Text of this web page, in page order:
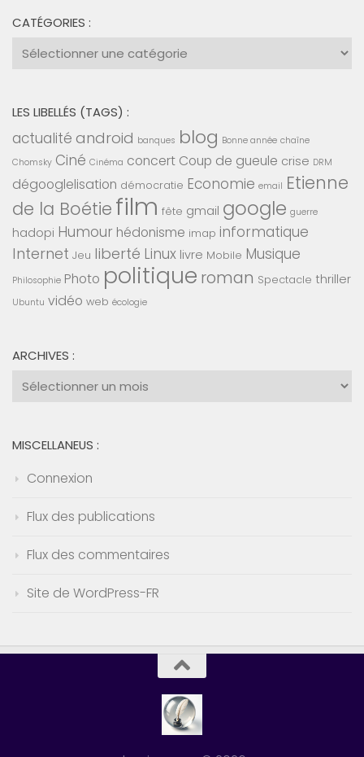
CATÉGORIES :
Catégories
LES LIBELLÉS (TAGS) :
actualité android banques blog Bonne année chaîne
Chomsky Ciné Cinéma concert Coup de gueule crise DRM
dégooglelisation démocratie Economie email Etienne
de la Boétie film fête gmail google guerre
hadopi Humour hédonisme imap informatique
Internet Jeu liberté Linux livre Mobile Musique
Philosophie Photo politique roman Spectacle thriller
Ubuntu vidéo web écologie
ARCHIVES :
Archives
MISCELLANEUS :
Connexion
Flux des publications
Flux des commentaires
Site de WordPress-FR